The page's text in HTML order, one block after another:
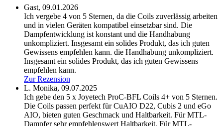
Gast, 09.01.2026
Ich vergebe 4 von 5 Sternen, da die Coils zuverlässig arbeiten
und in vielen Geräten kompatibel einsetzbar sind. Die
Dampfentwicklung ist konstant und die Handhabung
unkompliziert. Insgesamt ein solides Produkt, das ich guten
Gewissens empfehlen kann. die Handhabung unkompliziert.
Insgesamt ein solides Produkt, das ich guten Gewissens
empfehlen kann.
Zur Rezension
L. Monika, 09.07.2025
Ich gebe den 5 x Joyetech ProC-BFL Coils 4+ von 5 Sternen.
Die Coils passen perfekt für CuAIO D22, Cubis 2 und eGo
AIO, bieten guten Geschmack und Haltbarkeit. Für MTL-
Dampfer sehr empfehlenswert Haltbarkeit. Für MTL-